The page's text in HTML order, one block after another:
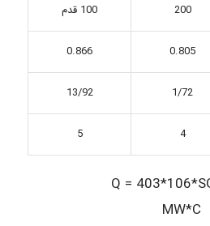
200 100 قدم
0.805
0.866
1/72
13/92
4
5
Q =
MW*C